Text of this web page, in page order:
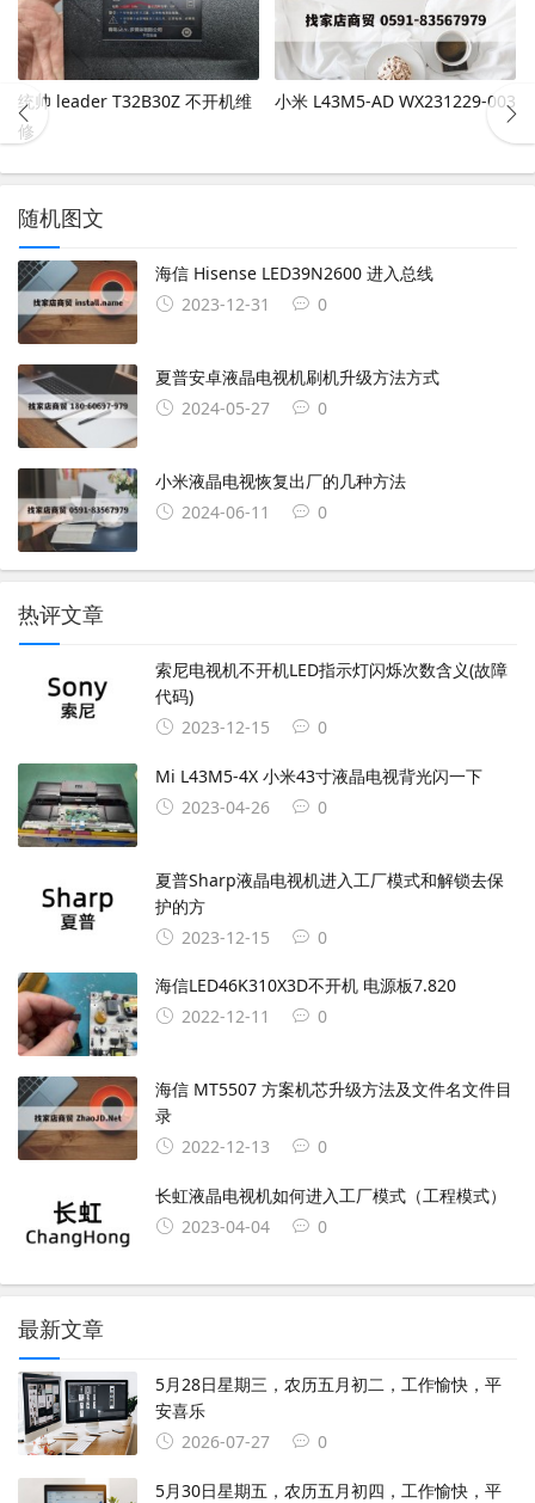
统帅 leader T32B30Z 不开机维
修
小米 L43M5-AD WX231229-003
随机图文
海信 Hisense LED39N2600 进入总线
2023-12-31
0
夏普安卓液晶电视机刷机升级方法方式
2024-05-27
0
小米液晶电视恢复出厂的几种方法
2024-06-11
0
热评文章
索尼电视机不开机LED指示灯闪烁次数含义(故障
代码)
2023-12-15
0
Mi L43M5-4X 小米43寸液晶电视背光闪一下
2023-04-26
0
夏普Sharp液晶电视机进入工厂模式和解锁去保
护的方
2023-12-15
0
海信LED46K310X3D不开机 电源板7.820
2022-12-11
0
海信 MT5507 方案机芯升级方法及文件名文件目
录
2022-12-13
0
长虹液晶电视机如何进入工厂模式（工程模式）
2023-04-04
0
最新文章
5月28日星期三，农历五月初二，工作愉快，平
安喜乐
2026-07-27
0
5月30日星期五，农历五月初四，工作愉快，平